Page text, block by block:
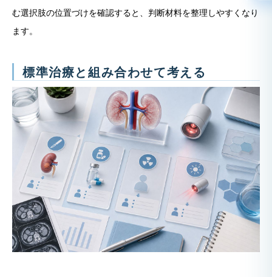
む選択肢の位置づけを確認すると、判断材料を整理しやすくなり
ます。
標準治療と組み合わせて考える